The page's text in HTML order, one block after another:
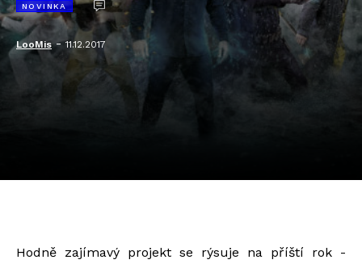
NOVINKA
LooMis-11.12.2017
Hodně zajímavý projekt se rýsuje na příští rok -